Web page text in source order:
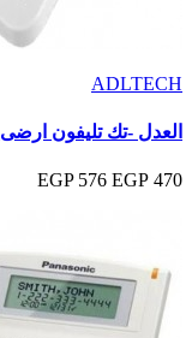
ADLTECH
العدل -تك تليفون ارضى 209
470 EGP
576 EGP